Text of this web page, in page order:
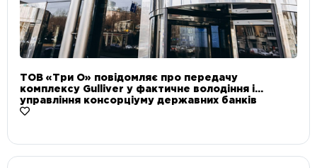
ТОВ «Три О» повідомляє про передачу
комплексу Gulliver у фактичне володіння і
управління консорціуму державних банків